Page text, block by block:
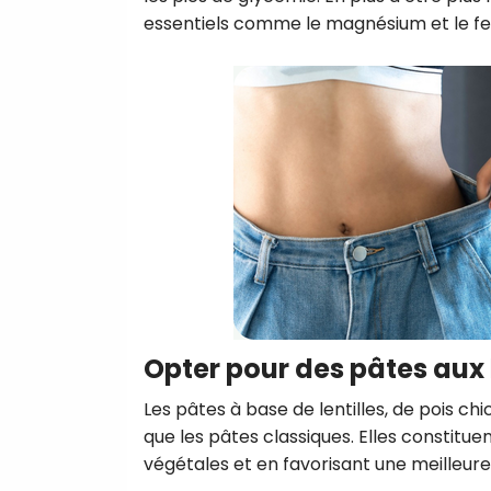
essentiels comme le magnésium et le
Opter pour des pâtes
Les pâtes à base de lentilles, de pois
que les pâtes classiques. Elles
végétales et en favorisant une